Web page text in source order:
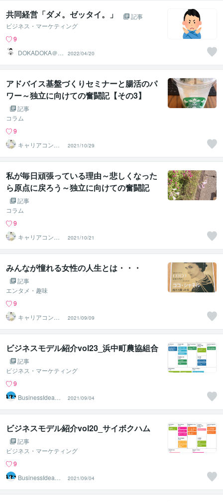
共同経営「ダメ。ゼッタイ。」
記事
ビジネス・マーケティング
9
DOKADOKA＠ネ
2022/04/20
アドバイス基盤づくりセミナーと腸活のパ
ワー～独立に向けての奮闘記【その3】
記事
コラム
9
キャリアコンサ
ルタントShino
2021/10/29
私が毎日頑張っている理由～悲しくなった
ら原点に戻ろう～独立に向けての奮闘記
【その2】
記事
コラム
9
キャリアコンサ
ルタントShino
2021/10/21
みんなが憧れる女性の人生とは・・・
記事
エンタメ・趣味
9
キャリアコンサ
ルタントShino
2021/09/09
ビジネスモデル紹介vol23_浜中町農協組合
記事
ビジネス・マーケティング
9
BusinessIdeaCr
2021/09/04
ビジネスモデル紹介vol20_サイボクハム
記事
ビジネス・マーケティング
9
BusinessIdeaCr
2021/09/04